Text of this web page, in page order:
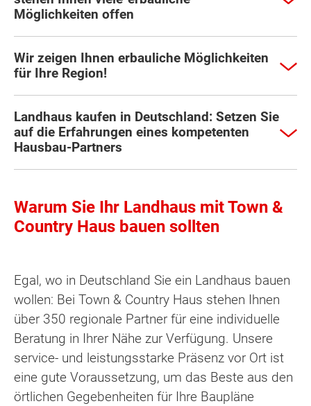
Möglichkeiten offen
Wir zeigen Ihnen erbauliche Möglichkeiten
für Ihre Region!
Landhaus kaufen in Deutschland: Setzen Sie
auf die Erfahrungen eines kompetenten
Hausbau-Partners
Warum Sie Ihr Landhaus mit Town &
Country Haus bauen sollten
Egal, wo in Deutschland Sie ein Landhaus bauen
wollen: Bei Town & Country Haus stehen Ihnen
über 350 regionale Partner für eine individuelle
Beratung in Ihrer Nähe zur Verfügung. Unsere
service- und leistungsstarke Präsenz vor Ort ist
eine gute Voraussetzung, um das Beste aus den
örtlichen Gegebenheiten für Ihre Baupläne